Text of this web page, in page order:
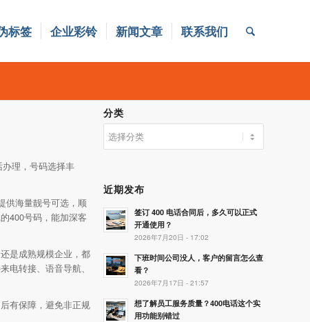
标签 企业彩铃 新闻文章 联系我们
理，号码选择丰
供海量靓号可选，顺
400号码，能加深客
是成熟规模企业，都
电转接、语音导航、
有保障，避免非正规
分类
类
近期发布
签订 400 电话合同后，多久可以正式
开通使用？
2026年7月20日 - 17:02
下班时间公司没人，客户的留言怎么查
看？
2026年7月17日 - 21:57
想了解员工服务质量？400电话这个实
用功能别错过